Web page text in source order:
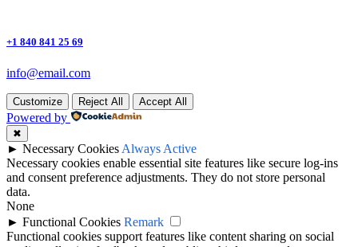
+1 840 841 25 69
info@email.com
Customize Reject All Accept All
Powered by
✖
► Necessary Cookies Always Active
Necessary cookies enable essential site features like secure log-ins
and consent preference adjustments. They do not store personal
data.
None
► Functional Cookies Remark
Functional cookies support features like content sharing on social